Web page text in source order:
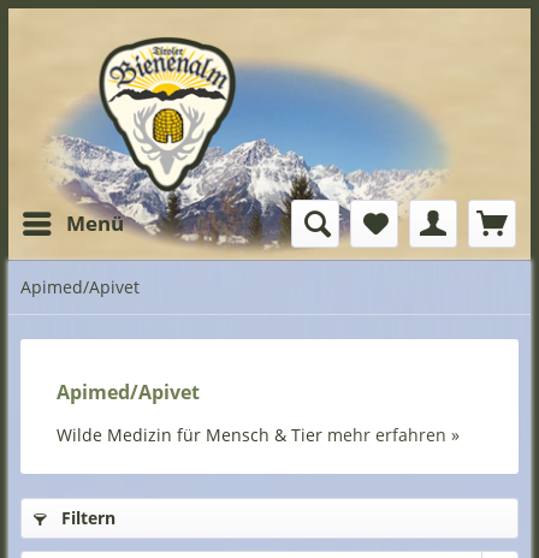
Menü
Apimed/Apivet
Apimed/Apivet
Wilde Medizin für Mensch & Tier mehr erfahren »
Filtern